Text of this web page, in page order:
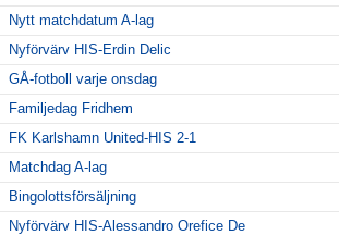
Nytt matchdatum A-lag
Nyförvärv HIS-Erdin Delic
GÅ-fotboll varje onsdag
Familjedag Fridhem
FK Karlshamn United-HIS 2-1
Matchdag A-lag
Bingolottsförsäljning
Nyförvärv HIS-Alessandro Orefice De